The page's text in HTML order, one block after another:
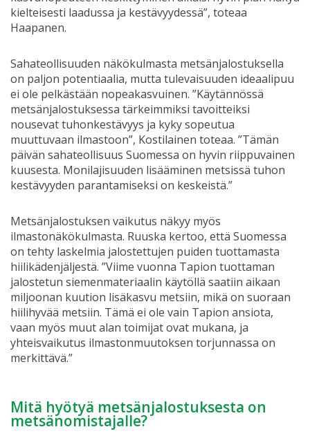
kielteisesti laadussa ja kestävyydessä”, toteaa
Haapanen.
Sahateollisuuden näkökulmasta metsänjalostuksella
on paljon potentiaalia, mutta tulevaisuuden ideaalipuu
ei ole pelkästään nopeakasvuinen. ”Käytännössä
metsänjalostuksessa tärkeimmiksi tavoitteiksi
nousevat tuhonkestävyys ja kyky sopeutua
muuttuvaan ilmastoon”, Kostilainen toteaa. ”Tämän
päivän sahateollisuus Suomessa on hyvin riippuvainen
kuusesta. Monilajisuuden lisääminen metsissä tuhon
kestävyyden parantamiseksi on keskeistä.”
Metsänjalostuksen vaikutus näkyy myös
ilmastonäkökulmasta. Ruuska kertoo, että Suomessa
on tehty laskelmia jalostettujen puiden tuottamasta
hiilikädenjäljestä. ”Viime vuonna Tapion tuottaman
jalostetun siemenmateriaalin käytöllä saatiin aikaan
miljoonan kuution lisäkasvu metsiin, mikä on suoraan
hiilihyvää metsiin. Tämä ei ole vain Tapion ansiota,
vaan myös muut alan toimijat ovat mukana, ja
yhteisvaikutus ilmastonmuutoksen torjunnassa on
merkittävä.”
Mitä hyötyä metsänjalostuksesta on
metsänomistajalle?